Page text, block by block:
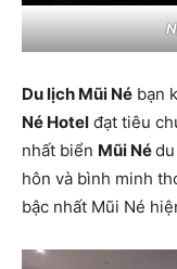
Du lịch Mũi Né bạn
Né Hotel đạt tiêu
nhất biển Mũi Né
hôn và bình minh
bậc nhất Mũi Né